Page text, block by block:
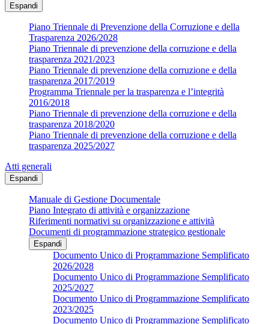
Espandi
Piano Triennale di Prevenzione della Corruzione e della
Trasparenza 2026/2028
Piano Triennale di prevenzione della corruzione e della
trasparenza 2021/2023
Piano Triennale di prevenzione della corruzione e della
trasparenza 2017/2019
Programma Triennale per la trasparenza e l’integrità
2016/2018
Piano Triennale di prevenzione della corruzione e della
trasparenza 2018/2020
Piano Triennale di prevenzione della corruzione e della
trasparenza 2025/2027
Atti generali
Espandi
Manuale di Gestione Documentale
Piano Integrato di attività e organizzazione
Riferimenti normativi su organizzazione e attività
Documenti di programmazione strategico gestionale
Espandi
Documento Unico di Programmazione Semplificato
2026/2028
Documento Unico di Programmazione Semplificato
2025/2027
Documento Unico di Programmazione Semplificato
2023/2025
Documento Unico di Programmazione Semplificato